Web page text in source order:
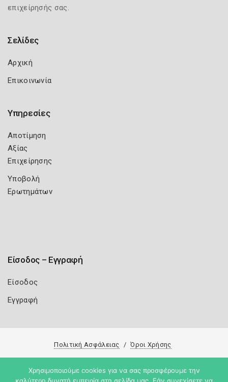
επιχείρησής σας.
Σελίδες
Αρχική
Επικοινωνία
Υπηρεσίες
Αποτίμηση
Αξίας
Επιχείρησης
Υποβολή
Ερωτημάτων
Είσοδος – Εγγραφή
Είσοδος
Εγγραφή
Πολιτική Ασφάλειας Όροι Χρήσης
Copyright 2026 Knowledge A.E.
Χρησιμοποιούμε cookies για να σας προσφέρουμε την